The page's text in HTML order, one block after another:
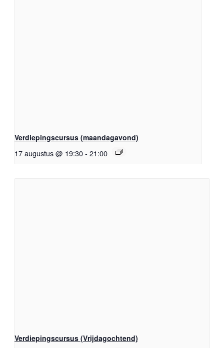
Verdiepingscursus (maandagavond)
17 augustus @ 19:30- 21:00
Verdiepingscursus (Vrijdagochtend)